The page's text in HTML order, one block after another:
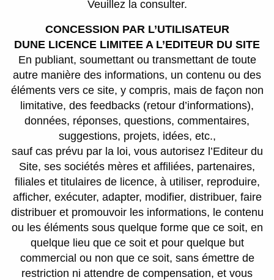
Veuillez la consulter.
CONCESSION PAR L’UTILISATEUR
DUNE LICENCE LIMITEE A L’EDITEUR DU SITE
En publiant, soumettant ou transmettant de toute
autre manière des informations, un contenu ou des
éléments vers ce site, y compris, mais de façon non
limitative, des feedbacks (retour d’informations),
données, réponses, questions, commentaires,
suggestions, projets, idées, etc.,
sauf cas prévu par la loi, vous autorisez l’Editeur du
Site, ses sociétés mères et affiliées, partenaires,
filiales et titulaires de licence, à utiliser, reproduire,
afficher, exécuter, adapter, modifier, distribuer, faire
distribuer et promouvoir les informations, le contenu
ou les éléments sous quelque forme que ce soit, en
quelque lieu que ce soit et pour quelque but
commercial ou non que ce soit, sans émettre de
restriction ni attendre de compensation, et vous